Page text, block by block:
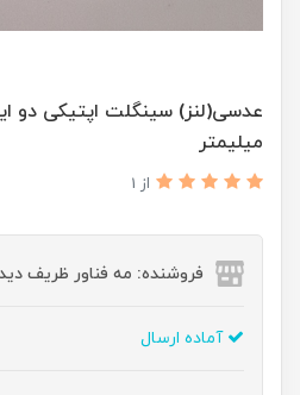
میلیمتر
از 1
فروشنده: مه فناور ظریف
آماده ارسال